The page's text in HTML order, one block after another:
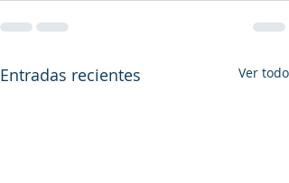
Entradas recientes Ver todo